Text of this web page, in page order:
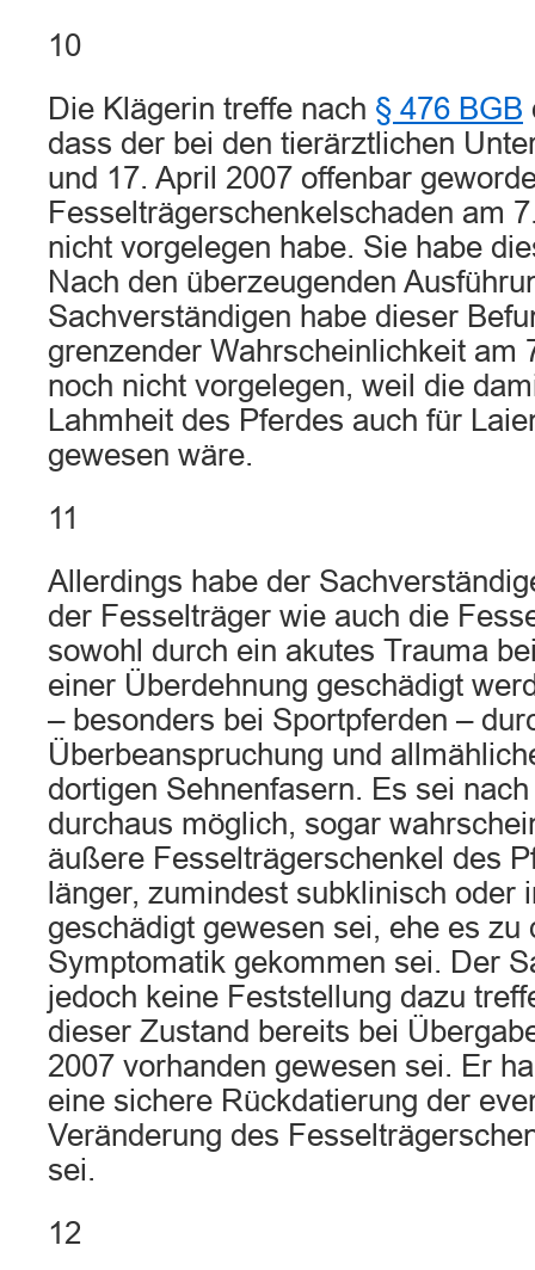
10
Die Klägerin treffe nach § 476 BGB
dass der bei den tierärztlichen
und 17. April 2007 offenbar
Fesselträgerschenkelschaden am
nicht vorgelegen habe. Sie habe
Nach den überzeugenden
Sachverständigen habe dieser
grenzender Wahrscheinlichkeit am
noch nicht vorgelegen, weil die
Lahmheit des Pferdes auch für
gewesen wäre.
11
Allerdings habe der
der Fesselträger wie auch die
sowohl durch ein akutes Trauma
einer Überdehnung geschädigt
– besonders bei Sportpferden –
Überbeanspruchung und
dortigen Sehnenfasern. Es sei
durchaus möglich, sogar
äußere Fesselträgerschenkel des
länger, zumindest subklinisch oder
geschädigt gewesen sei, ehe es zu
Symptomatik gekommen sei. Der
jedoch keine Feststellung dazu
dieser Zustand bereits bei
2007 vorhanden gewesen sei. Er
eine sichere Rückdatierung der
Veränderung des
sei.
12